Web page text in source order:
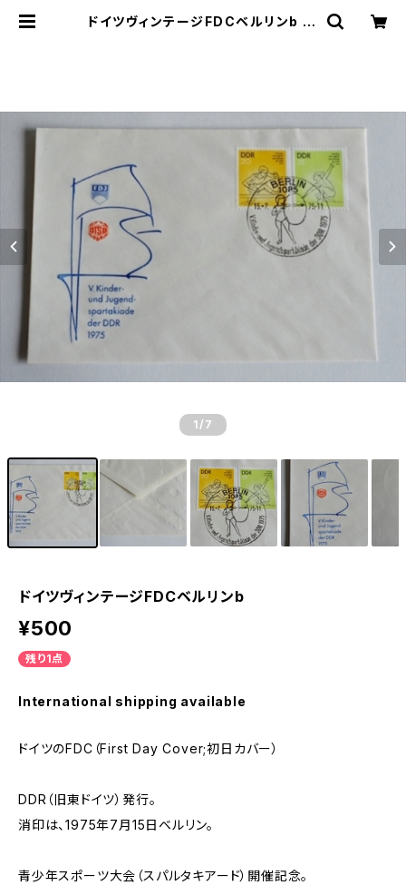
ドイツヴィンテージFDCベルリンb | l
1 /7
ドイツヴィンテージFDCベルリンb
¥500
残り1点
International shipping available
ドイツのFDC（First Day Cover;初日カバー）
DDR（旧東ドイツ）発行。
消印は、1975年7月15日ベルリン。
青少年スポーツ大会（スパルタキアード）開催記念。